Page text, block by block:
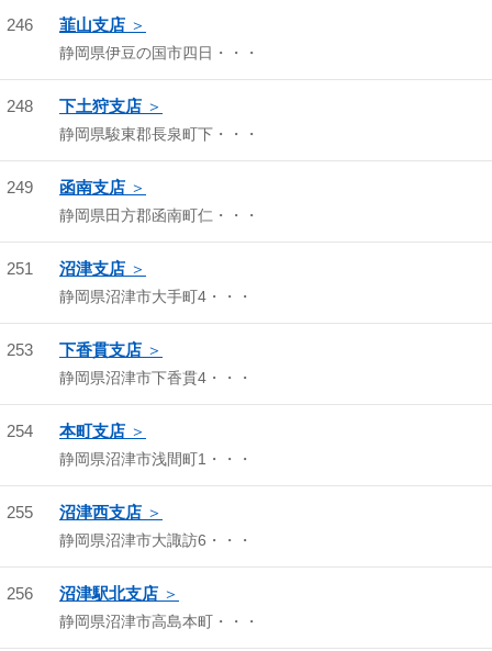
246 韮山支店
静岡県伊豆の国市四日・・・
248 下土狩支店
静岡県駿東郡長泉町下・・・
249 函南支店
静岡県田方郡函南町仁・・・
251 沼津支店
静岡県沼津市大手町4・・・
253 下香貫支店
静岡県沼津市下香貫4・・・
254 本町支店
静岡県沼津市浅間町1・・・
255 沼津西支店
静岡県沼津市大諏訪6・・・
256 沼津駅北支店
静岡県沼津市高島本町・・・